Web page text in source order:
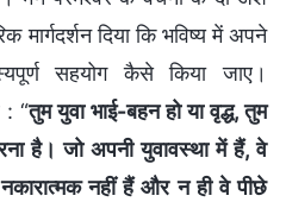
मार्गदर्शन दिया कि भविष्य में अपने
सहयोग कैसे किया जाए।
: “तुम युवा भाई-बहन हो या वृद्ध, तुम
है। जो अपनी युवावस्था में हैं, वे
नहीं हैं और न ही वे पीछे